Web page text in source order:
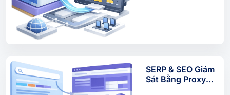
SERP & SEO Giám
Sát Bằng Proxy